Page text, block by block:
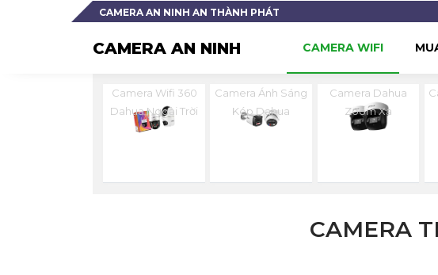
CAMERA AN NINH AN THÀNH PHÁT
CAMERA AN NINH CAMERA WIFI
Camera Wifi 360
Dahua Ngoài Trời
Camera Ánh Sáng
Kép Dahua
Camera Dahua
Zoom Xa
CAMERA